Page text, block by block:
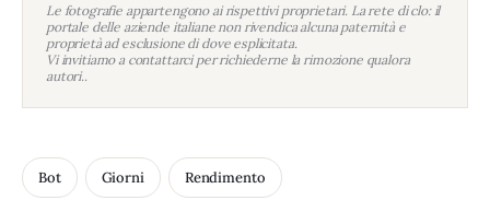
Le fotografie appartengono ai rispettivi proprietari. La rete di clo: il
portale delle aziende italiane non rivendica alcuna paternità e
proprietà ad esclusione di dove esplicitata.
Vi invitiamo a contattarci per richiederne la rimozione qualora
autori..
Bot Giorni Rendimento